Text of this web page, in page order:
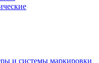
и системы маркировки